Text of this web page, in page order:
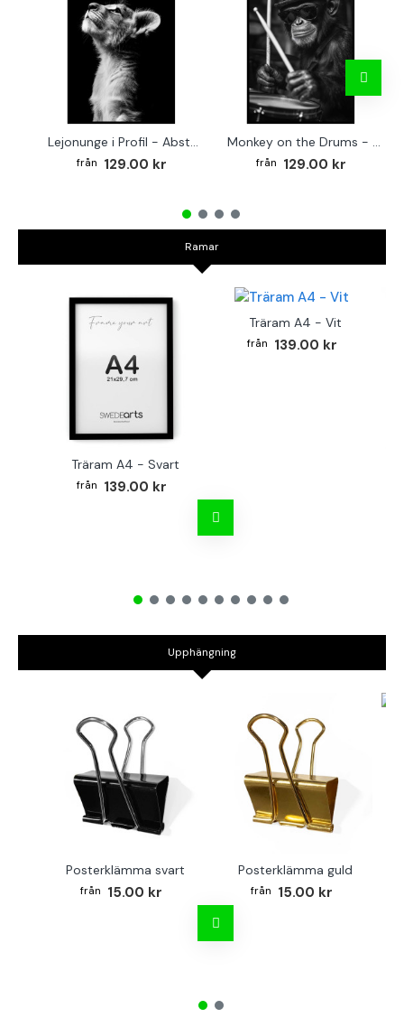
Lejonunge i Profil - Abstrakt poster i svartvitt
129.00 kr
Monkey on the Drums - Trendig poster
129.00 kr
Ramar
Träram A4 - Svart
139.00 kr
Träram A4 - Vit
139.00 kr
Upphängning
Posterklämma svart
15.00 kr
Posterklämma guld
15.00 kr